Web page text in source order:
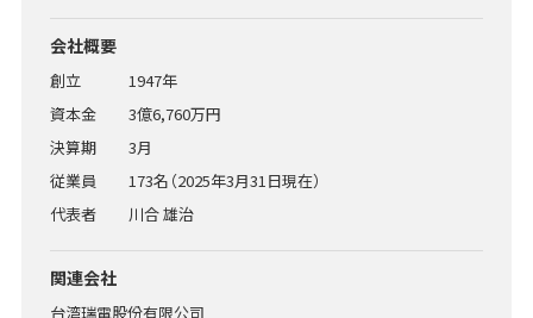
会社概要
創立
1947年
資本金
3億6,760万円
決算期
3月
従業員
173名（2025年3月31日現在）
代表者
川合 雄治
関連会社
台湾瑞電股份有限公司